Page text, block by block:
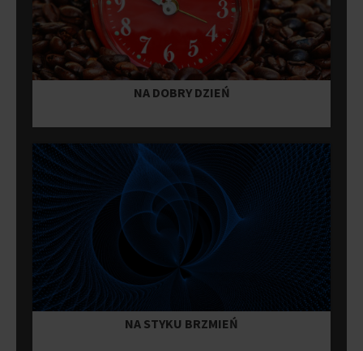
NA DOBRY DZIEŃ
NA STYKU BRZMIEŃ